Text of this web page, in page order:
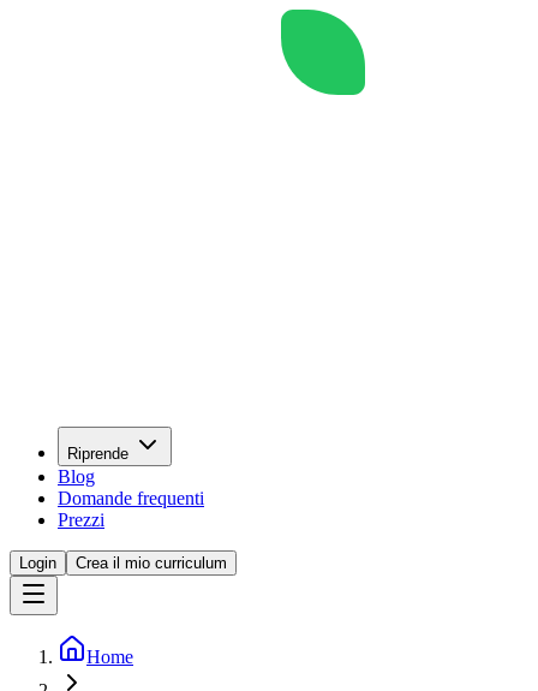
Riprende
Blog
Domande frequenti
Prezzi
Login Crea il mio curriculum
Home